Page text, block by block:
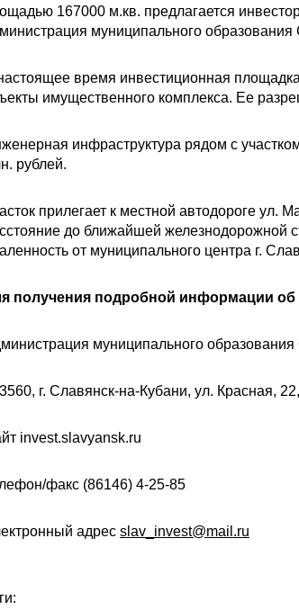
167000 м.кв. предлагается
муниципального образования
время инвестиционная
имущественного комплекса. Ее
инфраструктура рядом с
рублей.
прилегает к местной автодороге ул.
до ближайшей железнодорожной
от муниципального центра г.
получения подробной информации об
муниципального
г. Славянск-на-Кубани, ул. Красная,
invest.slavyansk.ru
факс (86146) 4-25-85
адрес slav_invest@mail.ru